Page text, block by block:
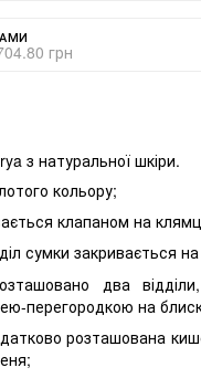
грн
з натуральної шкіри.
кольору;
клапаном на
сумки закривається
два
перегородкою на
розташована